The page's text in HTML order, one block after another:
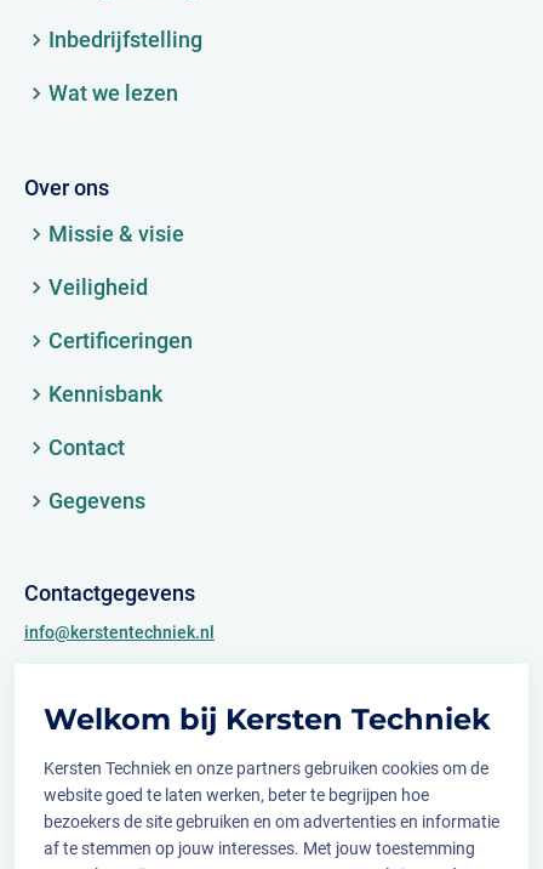
Welkom bij Kersten Techniek
Kersten Techniek en onze partners gebruiken cookies om de
website goed te laten werken, beter te begrijpen hoe
bezoekers de site gebruiken en om advertenties en informatie
af te stemmen op jouw interesses. Met jouw toestemming
Inbedrijfstelling
Wat we lezen
Over ons
Missie & visie
Veiligheid
Certificeringen
Kennisbank
Contact
Gegevens
Contactgegevens
info@kerstentechniek.nl
Archimedesweg 2
Volg ons op